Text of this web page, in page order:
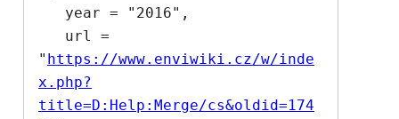
" https://www.enviwiki.cz/w/inde
x.php?
title=D:Help:Merge/cs&oldid=174